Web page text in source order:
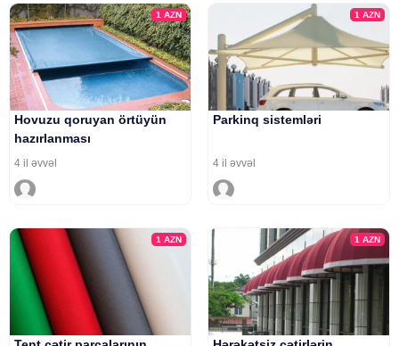
1AZN
Hovuzu qoruyan örtüyün
hazırlanması
4 il əvvəl
1 AZN
Parkinq sistemləri
4 il əvvəl
1AZN 1 AZN